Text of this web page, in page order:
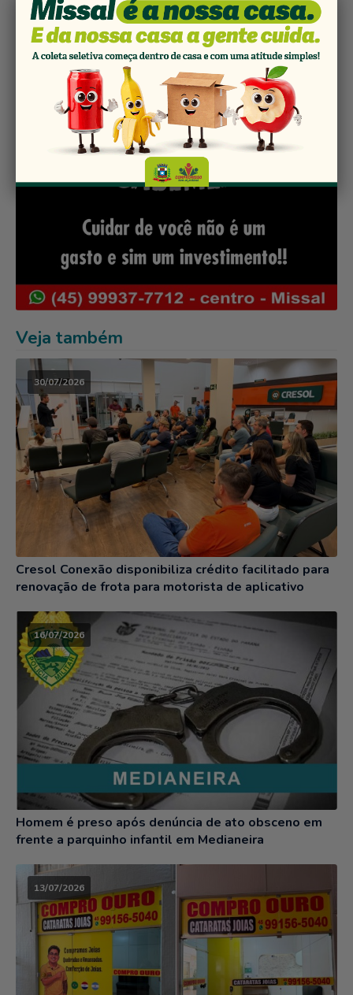
Veja também
30/07/2026
Cresol Conexão disponibiliza crédito facilitado para
renovação de frota para motorista de aplicativo
16/07/2026
Homem é preso após denúncia de ato obsceno em
frente a parquinho infantil em Medianeira
13/07/2026